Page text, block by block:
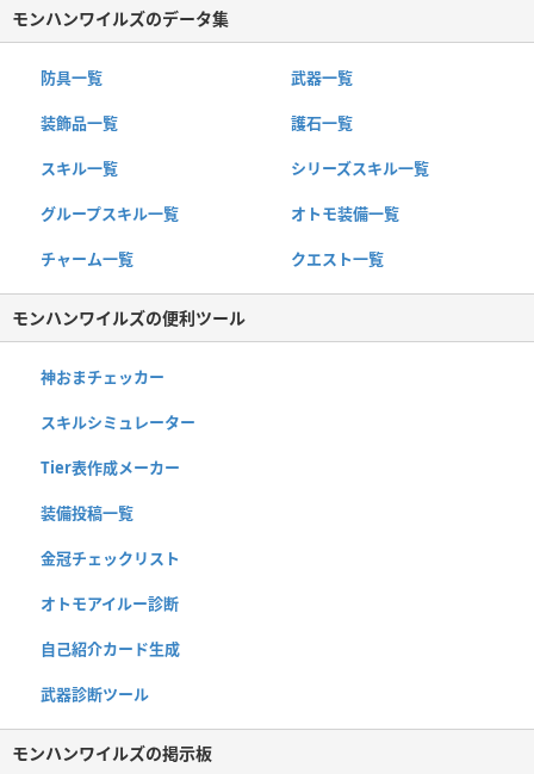
モンハンワイルズのデータ集
防具一覧 武器一覧
装飾品一覧 護石一覧
スキル一覧 シリーズスキル一覧
グループスキル一覧 オトモ装備一覧
チャーム一覧 クエスト一覧
モンハンワイルズの便利ツール
神おまチェッカー
スキルシミュレーター
Tier表作成メーカー
装備投稿一覧
金冠チェックリスト
オトモアイルー診断
自己紹介カード生成
武器診断ツール
モンハンワイルズの掲示板